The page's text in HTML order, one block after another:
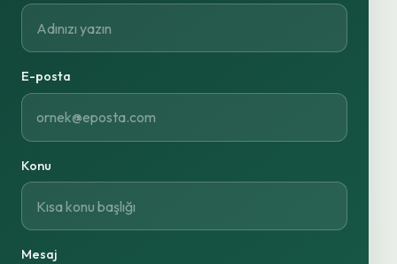
E-posta
Konu
Mesaj